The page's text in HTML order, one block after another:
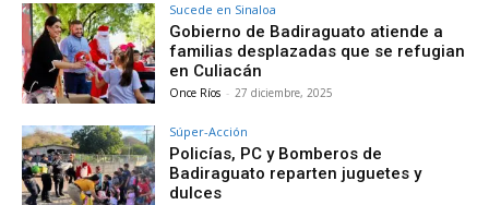
Sucede en Sinaloa
Gobierno de Badiraguato atiende a
familias desplazadas que se refugian
en Culiacán
Once Ríos - 27 diciembre, 2025
Súper-Acción
Policías, PC y Bomberos de
Badiraguato reparten juguetes y
dulces